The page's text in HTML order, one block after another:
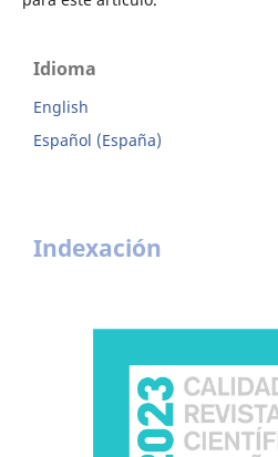
Idioma
English
Español (España)
Indexación